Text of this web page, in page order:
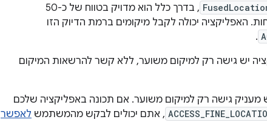
, בדרך כלל הוא מדויק בטווח של כ-50
האפליקציה יכולה לקבל מיקומים ברמת הדיוק הזו
.
יש גישה רק למיקום משוער, ללא קשר להרשאות המיקום
גישה רק למיקום משוער. אם תכונה באפליקציה שלכם
, אתם יכולים לבקש מהמשתמש לאפשר